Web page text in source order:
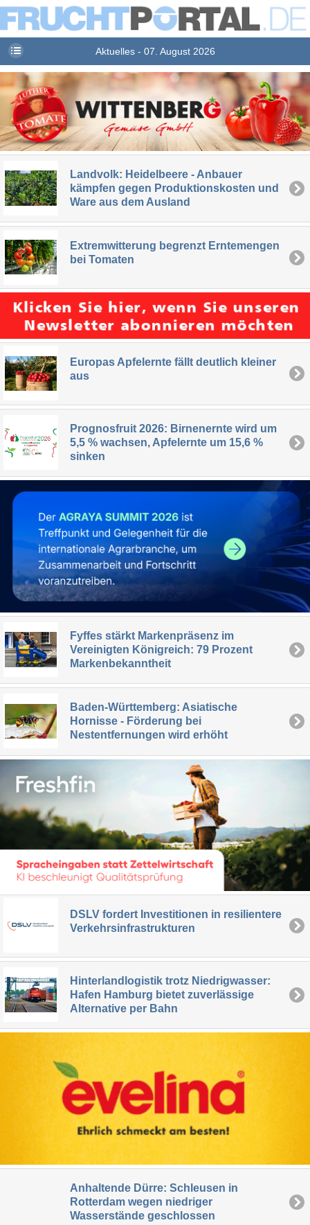
Aktuelles - 07. August 2026
Landvolk: Heidelbeere - Anbauer
kämpfen gegen Produktionskosten und
Ware aus dem Ausland
Extremwitterung begrenzt Erntemengen
bei Tomaten
Europas Apfelernte fällt deutlich kleiner
aus
Prognosfruit 2026: Birnenernte wird um
5,5 % wachsen, Apfelernte um 15,6 %
sinken
Fyffes stärkt Markenpräsenz im
Vereinigten Königreich: 79 Prozent
Markenbekanntheit
Baden-Württemberg: Asiatische
Hornisse - Förderung bei
Nestentfernungen wird erhöht
DSLV fordert Investitionen in resilientere
Verkehrsinfrastrukturen
Hinterlandlogistik trotz Niedrigwasser:
Hafen Hamburg bietet zuverlässige
Alternative per Bahn
Anhaltende Dürre: Schleusen in
Rotterdam wegen niedriger
Wasserstände geschlossen